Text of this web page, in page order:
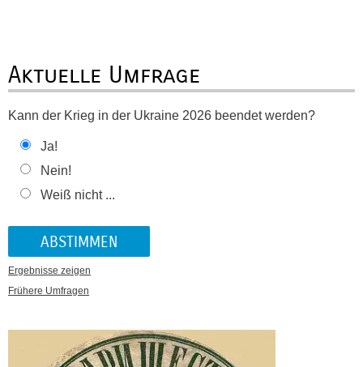
Aktuelle Umfrage
Kann der Krieg in der Ukraine 2026 beendet werden?
Ja!
Nein!
Weiß nicht ...
Ergebnisse zeigen
Frühere Umfragen